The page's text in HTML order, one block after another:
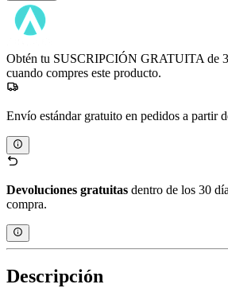
Obtén tu SUSCRIPCIÓN GRATUITA de
cuando compres este producto.
Envío estándar gratuito en pedidos a partir
Devoluciones gratuitas dentro de los 30
compra.
Descripción